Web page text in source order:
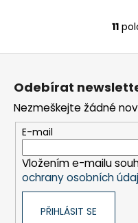
11
Odebírat
Nezmeškejte žádné
E-mail
Vložením e-mailu
ochrany osobních
PŘIHLÁSIT SE